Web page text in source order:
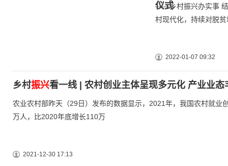
仪式
——乡村振兴办实事 结
村现代化，持续对脱
2022-01-07 09:32
乡村振兴看一线 | 农村创业主体呈现多元化 产业业
农业农村部昨天（29日）发布的数据显示，2021年，我国农村就业
万人，比2020年底增长110万
2021-12-30 17:13